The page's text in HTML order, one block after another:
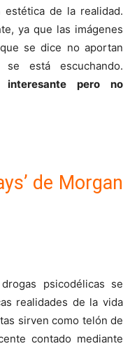
de la realidad.
ya que las imágenes
se dice no aportan
está escuchando.
interesante pero no
de Morgan
psicodélicas se
realidades de la vida
sirven como telón de
contado mediante